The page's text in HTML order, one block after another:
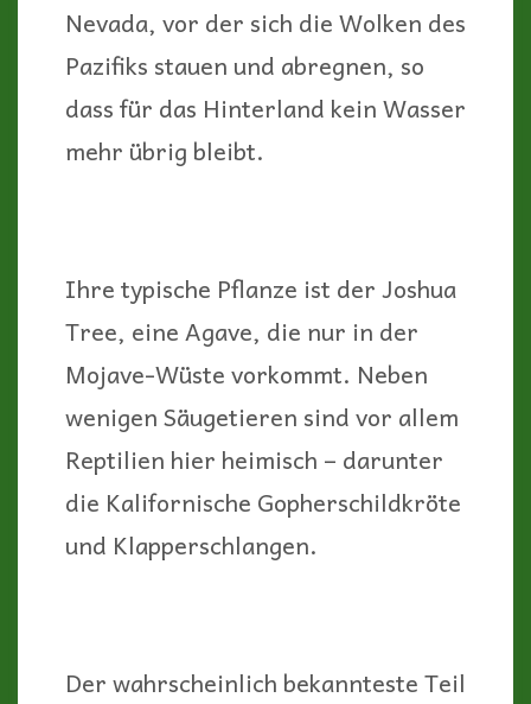
Nevada, vor der sich die Wolken des
Pazifiks stauen und abregnen, so
dass für das Hinterland kein Wasser
mehr übrig bleibt.
Ihre typische Pflanze ist der Joshua
Tree, eine Agave, die nur in der
Mojave-Wüste vorkommt. Neben
wenigen Säugetieren sind vor allem
Reptilien hier heimisch – darunter
die Kalifornische Gopherschildkröte
und Klapperschlangen.
Der wahrscheinlich bekannteste Teil